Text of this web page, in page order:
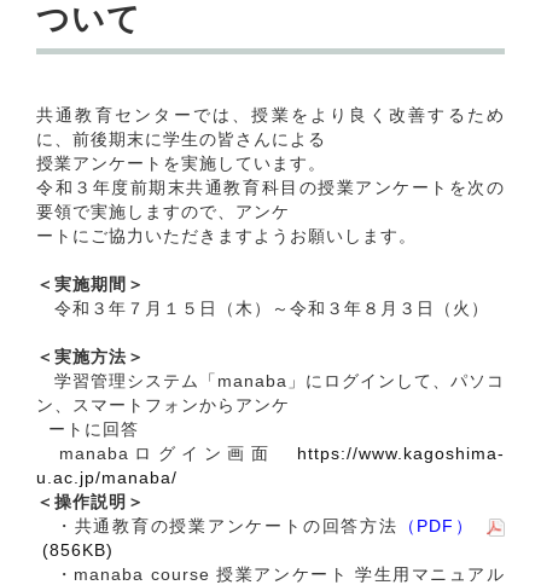
ついて
共通教育センターでは、授業をより良く改善するため
に、前後期末に学生の皆さんによる
授業アンケートを実施しています。
令和３年度前期末共通教育科目の授業アンケートを次の
要領で実施しますので、アンケ
ートにご協力いただきますようお願いします。
＜実施期間＞
令和３年７月１５日（木）～令和３年８月３日（火）
＜実施方法＞
学習管理システム「manaba」にログインして、パソコ
ン、スマートフォンからアンケ
ートに回答
manabaログイン画面 https://www.kagoshima-
u.ac.jp/manaba/
＜操作説明＞
・共通教育の授業アンケートの回答方法
（PDF）
(856KB)
・manaba course 授業アンケート 学生用マニュアル